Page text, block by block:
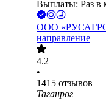
Выплаты: Раз в
ООО
направление
4.2
•
1415 отзывов
Таганрог